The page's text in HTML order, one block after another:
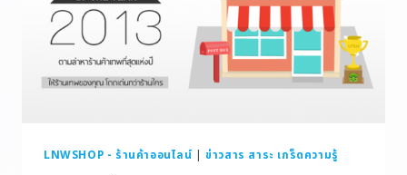
LNWSHOP - ร้านค้าออนไลน์ |ข่าวสาร สาระ เกร็ดความรู้